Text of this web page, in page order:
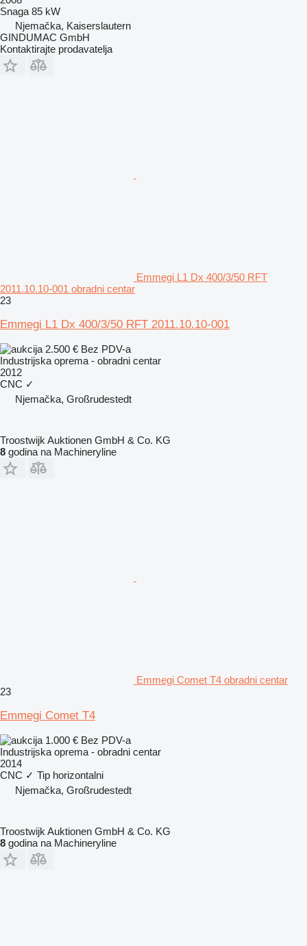
Snaga 85 kW
Njemačka, Kaiserslautern
GINDUMAC GmbH
Kontaktirajte prodavatelja
Emmegi L1 Dx 400/3/50 RFT
2011.10.10-001 obradni centar
23
Emmegi L1 Dx 400/3/50 RFT 2011.10.10-001
2.500 € Bez PDV-a
Industrijska oprema - obradni centar
2012
CNC ✓
Njemačka, Großrudestedt
Troostwijk Auktionen GmbH & Co. KG
8 godina na Machineryline
Emmegi Comet T4 obradni centar
23
Emmegi Comet T4
1.000 € Bez PDV-a
Industrijska oprema - obradni centar
2014
CNC ✓ Tip horizontalni
Njemačka, Großrudestedt
Troostwijk Auktionen GmbH & Co. KG
8 godina na Machineryline